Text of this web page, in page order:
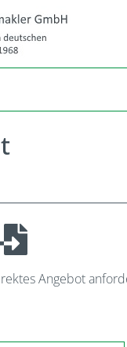
Angebot